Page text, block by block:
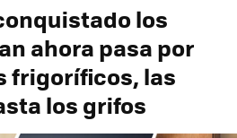
los
ahora pasa por
frigoríficos, las
los grifos